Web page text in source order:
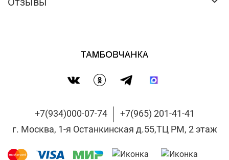
+7(934)000-07-74
+7(965) 201-41-41
г. Москва, 1-я Останкинская д.55,ТЦ РМ, 2 этаж